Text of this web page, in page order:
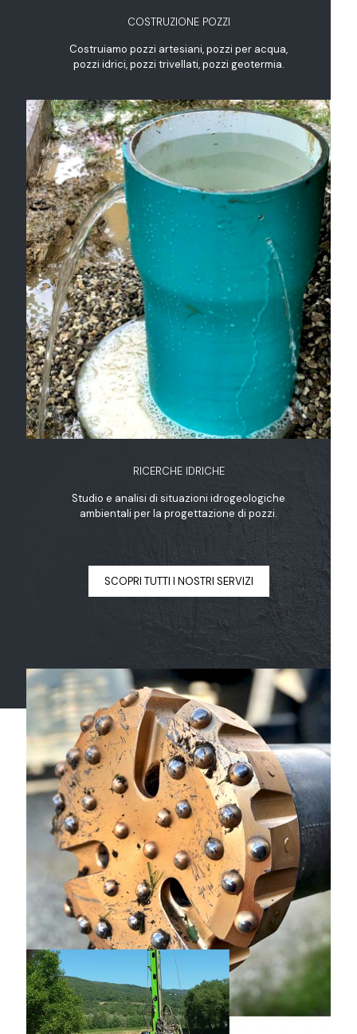
COSTRUZIONE POZZI
Costruiamo pozzi artesiani, pozzi per acqua,
pozzi idrici, pozzi trivellati, pozzi geotermia.
RICERCHE IDRICHE
Studio e analisi di situazioni idrogeologiche
ambientali per la progettazione di pozzi.
SCOPRI TUTTI I NOSTRI SERVIZI